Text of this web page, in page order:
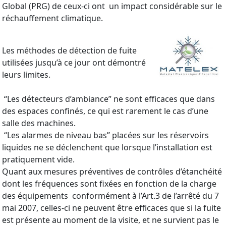
Global (PRG) de ceux-ci ont un impact considérable sur le
réchauffement climatique.
Les méthodes de détection de fuite
utilisées jusqu’à ce jour ont démontré
leurs limites.
“Les détecteurs d’ambiance” ne sont efficaces que dans
des espaces confinés, ce qui est rarement le cas d’une
salle des machines.
“Les alarmes de niveau bas” placées sur les réservoirs
liquides ne se déclenchent que lorsque l’installation est
pratiquement vide.
Quant aux mesures préventives de contrôles d’étanchéité
dont les fréquences sont fixées en fonction de la charge
des équipements conformément à l’Art.3 de l’arrêté du 7
mai 2007, celles-ci ne peuvent être efficaces que si la fuite
est présente au moment de la visite, et ne survient pas le